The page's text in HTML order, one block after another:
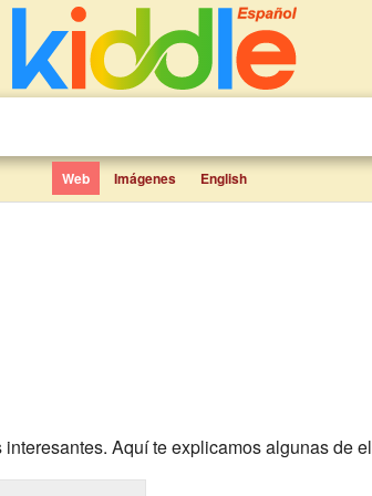
Web Imágenes English
Aquí te explicamos algunas de